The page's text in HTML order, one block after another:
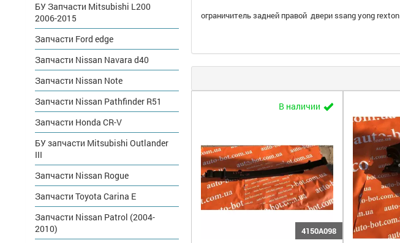
ограничитель задней правой двери ssang yong rexton
В наличии
4150A098
БУ Запчасти Mitsubishi L200
2006-2015
Запчасти Ford edge
Запчасти Nissan Navara d40
Запчасти Nissan Note
Запчасти Nissan Pathfinder R51
Запчасти Honda CR-V
БУ запчасти Mitsubishi Outlander
III
Запчасти Nissan Rogue
Запчасти Toyota Carina E
Запчасти Nissan Patrol (2004-
2010)